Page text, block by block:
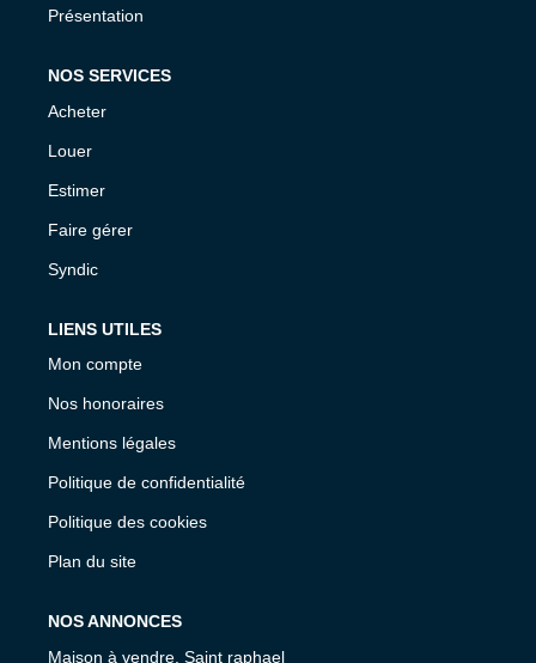
Présentation
NOS SERVICES
Acheter
Louer
Estimer
Faire gérer
Syndic
LIENS UTILES
Mon compte
Nos honoraires
Mentions légales
Politique de confidentialité
Politique des cookies
Plan du site
NOS ANNONCES
Maison à vendre, Saint raphael